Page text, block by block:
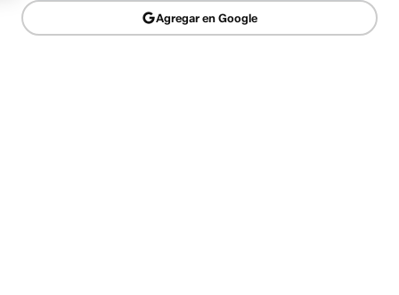
Agregar en Google